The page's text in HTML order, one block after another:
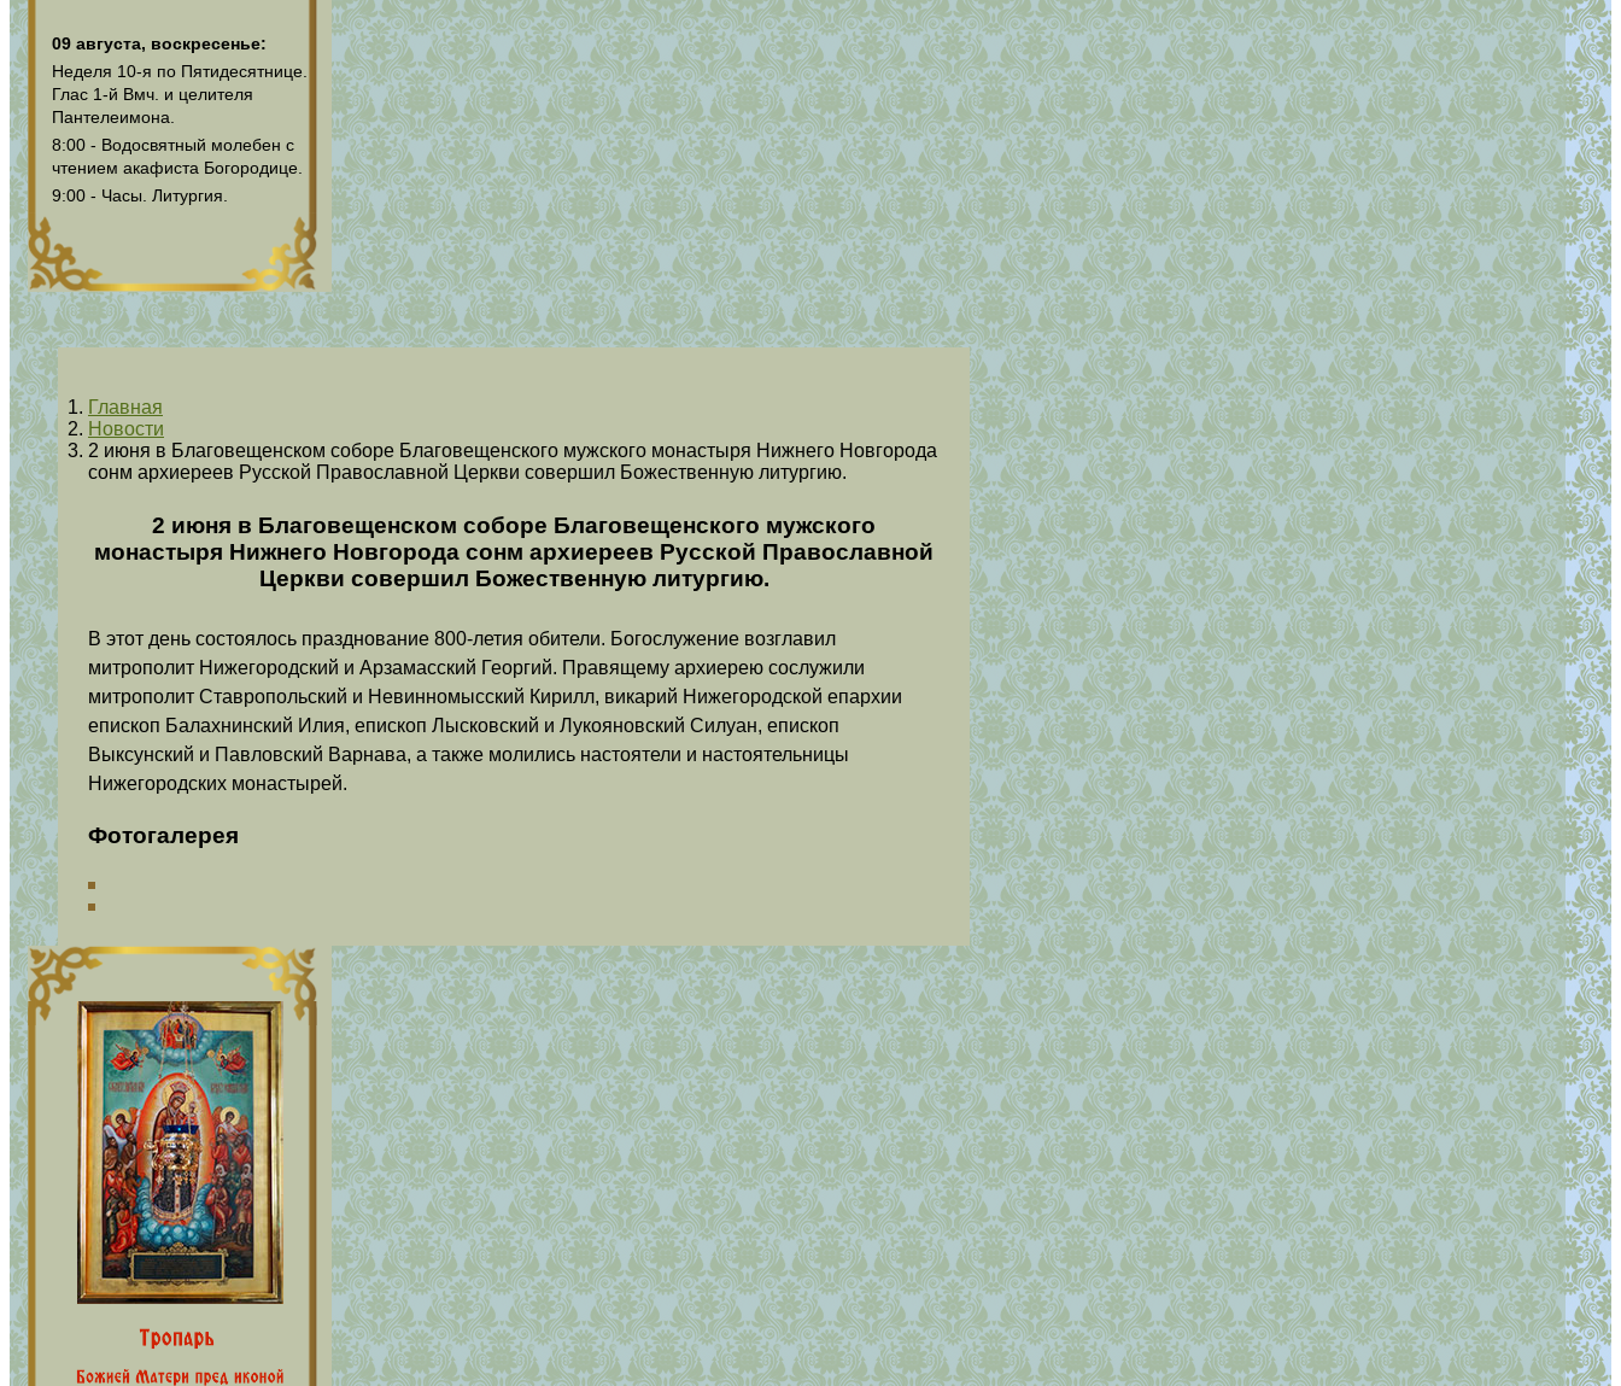
09 августа, воскресенье:
Неделя 10-я по Пятидесятнице.
Глас 1-й Вмч. и целителя
Пантелеимона.
8:00 - Водосвятный молебен с
чтением акафиста Богородице.
9:00 - Часы. Литургия.
Главная
Новости
2 июня в Благовещенском соборе Благовещенского мужского монастыря Нижнего Новгорода
сонм архиереев Русской Православной Церкви совершил Божественную литургию.
2 июня в Благовещенском соборе Благовещенского мужского
монастыря Нижнего Новгорода сонм архиереев Русской Православной
Церкви совершил Божественную литургию.
В этот день состоялось празднование 800-летия обители. Богослужение возглавил
митрополит Нижегородский и Арзамасский Георгий. Правящему архиерею сослужили
митрополит Ставропольский и Невинномысский Кирилл, викарий Нижегородской епархии
епископ Балахнинский Илия, епископ Лысковский и Лукояновский Силуан, епископ
Выксунский и Павловский Варнава, а также молились настоятели и настоятельницы
Нижегородских монастырей.
Фотогалерея